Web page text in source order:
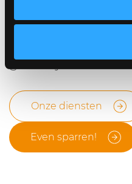
Strategie.
Communicatie.
Design.
om iets anders.
marketing
geen tijd voor
Onze diensten
Even sparren!